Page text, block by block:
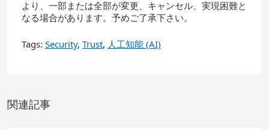
より、一部または全部が変更、キャンセル、実現困難と
なる場合があります。予めご了承下さい。
Tags: Security, Trust, 人工知能 (AI)
関連記事